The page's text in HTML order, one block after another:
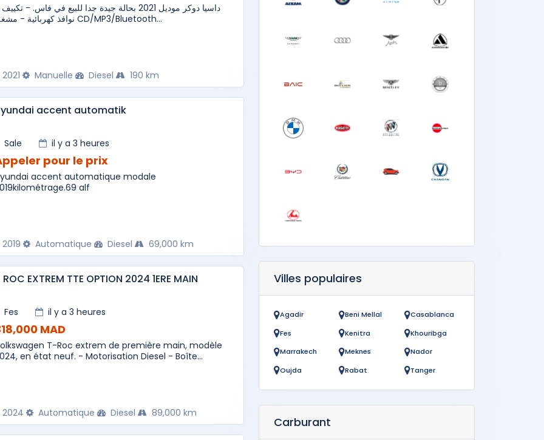
داسيا دوكر موديل 2021 بحالة جيدة جدا للبيع في فاس. -
نوافذ كهربائية - مشغل CD/MP3/Bluetooth...
2021 Manuelle Diesel 190 km
accent automatik
Sale il y a 3 heures
pour le prix
accent automatique modale
alf
2019 Automatique Diesel 69,000 km
T ROC EXTREM TTE OPTION 2024 1ERE MAIN
Fes il y a 3 heures
MAD
T-Roc extrem de première main, modèle
en état neuf. - Motorisation Diesel - Boîte...
2024 Automatique Diesel 89,000 km
Villes populaires
Agadir Beni Mellal
Casablanca
Fes
Kenitra
Khouribga
Marrakech
Meknes
Nador
Oujda
Rabat Tanger
Carburant